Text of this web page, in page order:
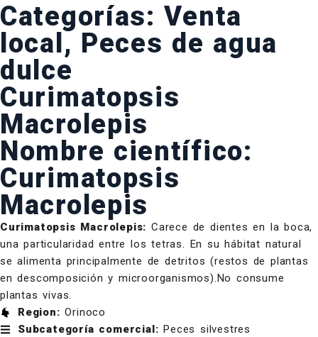
Categorías:Venta
local , Peces de agua
dulce
Curimatopsis
Macrolepis
Nombre científico:
Curimatopsis
Macrolepis
Curimatopsis Macrolepis: Carece de dientes en la boca,
una particularidad entre los tetras. En su hábitat natural
se alimenta principalmente de detritos (restos de plantas
en descomposición y microorganismos).No consume
plantas vivas.
Region:Orinoco
Subcategoría comercial: Peces silvestres